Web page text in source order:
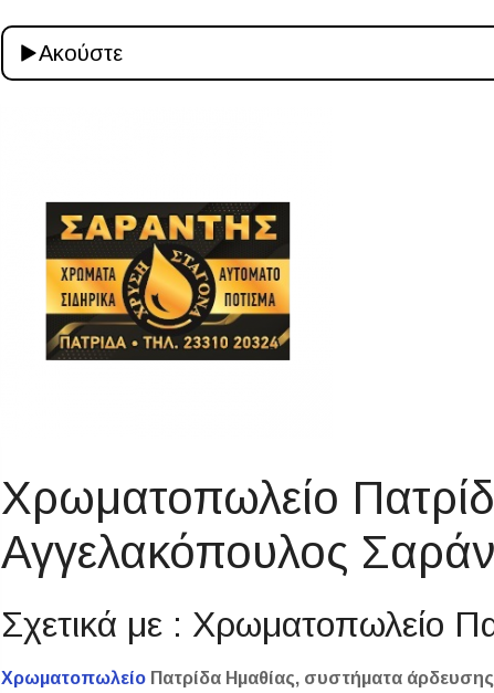
Ακούστε
Χρωματοπωλείο
Αγγελακόπουλος
Σχετικά με : Χρωματοπωλείο
Χρωματοπωλείο Πατρίδα Ημαθίας, συστήματα